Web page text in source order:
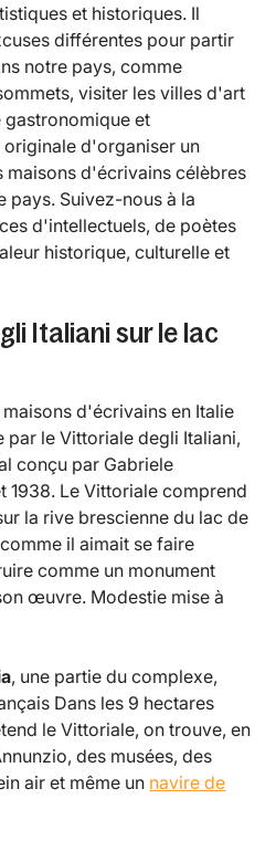
et historiques. Il
différentes pour partir
notre pays, comme
visiter les villes d'art
gastronomique et
d'organiser un
maisons d'écrivains célèbres
pays. Suivez-nous à la
d'intellectuels, de poètes
historique, culturelle et
Italiani sur le lac
d'écrivains en Italie
par le Vittoriale degli Italiani,
conçu par Gabriele
1938. Le Vittoriale comprend
la rive brescienne du lac de
il aimait se faire
comme un monument
œuvre. Modestie mise à
, une partie du complexe,
Dans les 9 hectares
le Vittoriale, on trouve, en
des musées, des
air et même un navire de